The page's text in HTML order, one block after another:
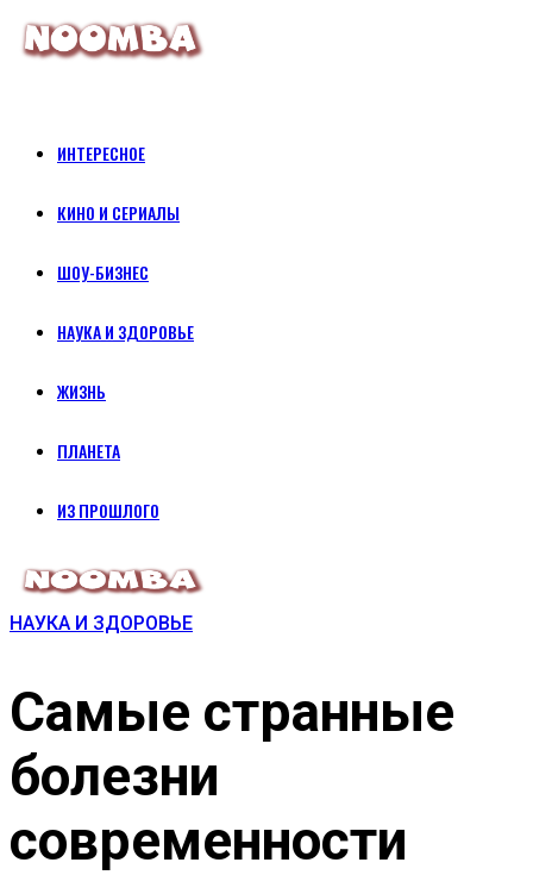
ИНТЕРЕСНОЕ
КИНО И СЕРИАЛЫ
ШОУ-БИЗНЕС
НАУКА И ЗДОРОВЬЕ
ЖИЗНЬ
ПЛАНЕТА
ИЗ ПРОШЛОГО
НАУКА И ЗДОРОВЬЕ
Самые странные
болезни
современности